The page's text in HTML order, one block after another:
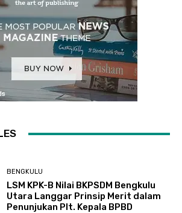
BENGKULU
LSM KPK-B Nilai BKPSDM Bengkulu
Utara Langgar Prinsip Merit dalam
Penunjukan Plt. Kepala BPBD